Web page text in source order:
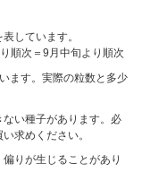
しています。
順次＝9月中旬より順次
ます。実際の粒数と多少
い種子があります。必
求めください。
りが生じることがあり